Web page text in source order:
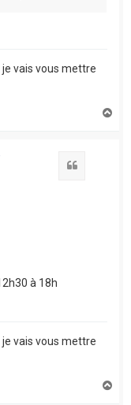
vais vous mettre
à 18h
vais vous mettre